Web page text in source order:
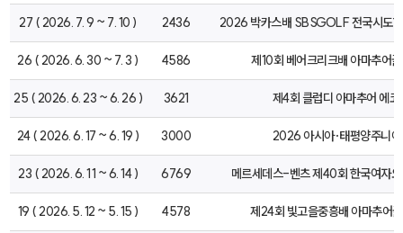
27 ( 2026. 7. 9 ~ 7. 10 ) 2436 2026 박카스배 SBSGOLF 전국시도
26 ( 2026. 6. 30 ~ 7. 3 ) 4586 제10회 베어크리크배 아마추어
25 ( 2026. 6. 23 ~ 6. 26 ) 3621 제4회 클럽디 아마추어 에코
24 ( 2026. 6. 17 ~ 6. 19 ) 3000 2026 아시아·태평양주니
23 ( 2026. 6. 11 ~ 6. 14 ) 6769 메르세데스-벤츠 제40회 한국여자
19 ( 2026. 5. 12 ~ 5. 15 ) 4578 제24회 빛고을중흥배 아마추어